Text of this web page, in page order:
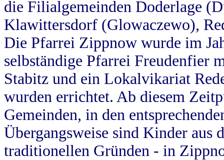
die Filialgemeinden Doderlage
Klawittersdorf (Glowaczewo),
Die Pfarrei Zippnow wurde im
selbständige Pfarrei Freudenfier
Stabitz und ein Lokalvikariat
wurden errichtet. Ab diesem
Gemeinden, in den
Übergangsweise sind Kinder aus
traditionellen Gründen - in